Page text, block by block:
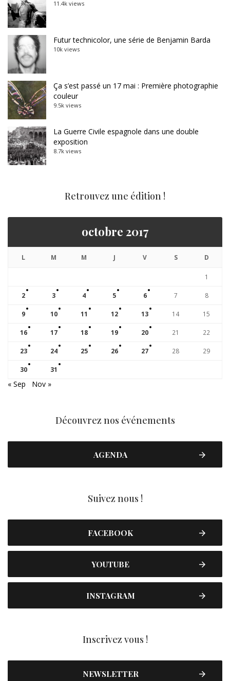
11.4k views
Futur technicolor, une série de Benjamin Barda
10k views
Ça s’est passé un 17 mai : Première photographie
couleur
9.5k views
La Guerre Civile espagnole dans une double
exposition
8.7k views
Retrouvez une édition !
octobre 2017
L M M J V S D
1
2 3 4 5 6 7 8
9 10 11 12 13 14 15
16 17 18 19 20 21 22
23 24 25 26 27 28 29
30 31
« Sep Nov »
Découvrez nos événements
AGENDA
Suivez nous !
FACEBOOK
YOUTUBE
INSTAGRAM
Inscrivez vous !
NEWSLETTER